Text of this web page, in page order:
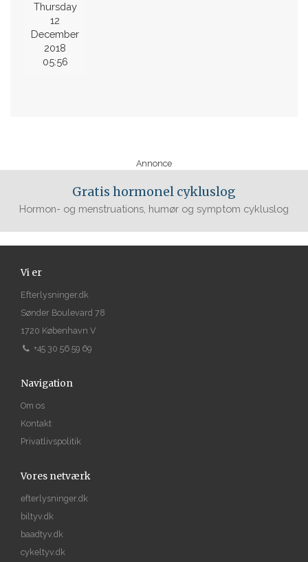
Thursday
12
December
2018
05:56
Annonce
Gratis hormonel cykluslog
Hormon- og menstruations, humør og symptom cykluslog
Vi er
Efterlysninger.dk
Sønder Boulevard 78
1720 København V
+45 30 56 59 69
Navigation
Om os
Kontakt
Privatlivspolitik
Vores netværk
efterlysninger.dk
biltyv.dk
baadtyv.dk
cykeltyv.dk